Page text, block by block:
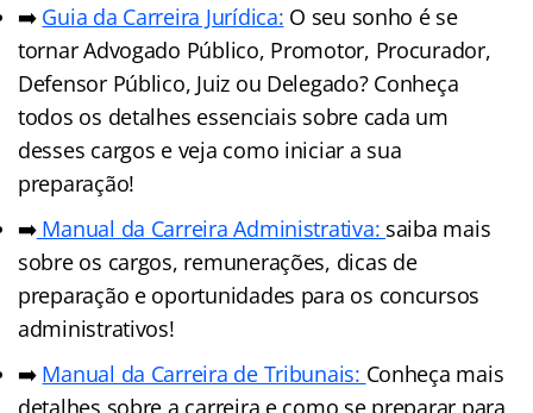
➡️ Guia da Carreira Jurídica: O seu sonho é se
tornar Advogado Público, Promotor, Procurador,
Defensor Público, Juiz ou Delegado? Conheça
todos os detalhes essenciais sobre cada um
desses cargos e veja como iniciar a sua
preparação!
➡️Manual da Carreira Administrativa: saiba mais
sobre os cargos, remunerações, dicas de
preparação e oportunidades para os concursos
administrativos!
➡️ Manual da Carreira de Tribunais: Conheça mais
detalhes sobre a carreira e como se preparar para